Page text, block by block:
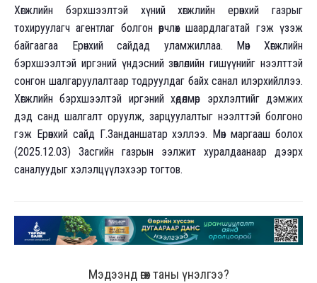
Хөгжлийн бэрхшээлтэй хүний хөгжлийн ерөнхий газрыг
тохируулагч агентлаг болгон өөрчлөх шаардлагатай гэж үзэж
байгаагаа Ерөнхий сайдад уламжиллаа. Мөн Хөгжлийн
бэрхшээлтэй иргэний үндэсний зөвлөлийн гишүүнийг нээлттэй
сонгон шалгаруулалтаар тодруулдаг байх санал илэрхийллээ.
Хөгжлийн бэрхшээлтэй иргэний хөдөлмөр эрхлэлтийг дэмжих
дэд санд шалгалт оруулж, зарцуулалтыг нээлттэй болгоно
гэж Ерөнхий сайд Г.Занданшатар хэллээ. Мөн маргааш болох
(2025.12.03) Засгийн газрын ээлжит хуралдаанаар дээрх
саналуудыг хэлэлцүүлэхээр тогтов.
Мэдээнд өгөх таны үнэлгээ?